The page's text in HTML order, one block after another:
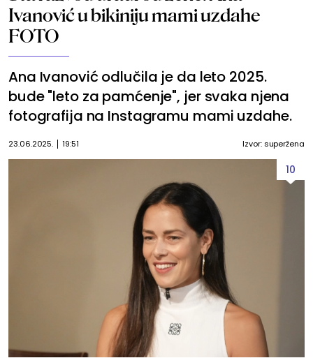
Ivanović u bikiniju mami uzdahe
FOTO
Ana Ivanović odlučila je da leto 2025.
bude "leto za pamćenje", jer svaka njena
fotografija na Instagramu mami uzdahe.
23.06.2025. 19:51 Izvor: superžena
10